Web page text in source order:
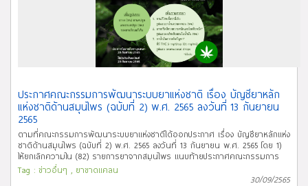
ประกาศคณะกรรมการพัฒนาระบบยาแห่งชาติ เรื่อง บัญชียาหลัก
แห่งชาติด้านสมุนไพร (ฉบับที่ 2) พ.ศ. 2565 ลงวันที่ 13 กันยายน
2565
ตามที่คณะกรรมการพัฒนาระบบยาแห่งชาติได้ออกประกาศ เรื่อง บัญชียาหลักแห่ง
ชาติด้านสมุนไพร (ฉบับที่ 2) พ.ศ. 2565 ลงวันที่ 13 กันยายน พ.ศ. 2565 โดย 1)
ให้ยกเลิกความใน (82) รายการยาจากสมุนไพร แนบท้ายประกาศคณะกรรมการ
พัฒนาระบบยาแห่งชาติ เรื่อง บัญชียาหลักแห่งชาติด้านสมุนไพร พ.ศ. 2564 ลงวัน
ที่ 25 พฤศจิกายน 2564 และให้ใช้ความในประกาศฉบับนี้แทน 2) ให้เพิ่มรายการยา
Tag : ข่าวอื่นๆ , ยาขาดแคลน
30/09/2565